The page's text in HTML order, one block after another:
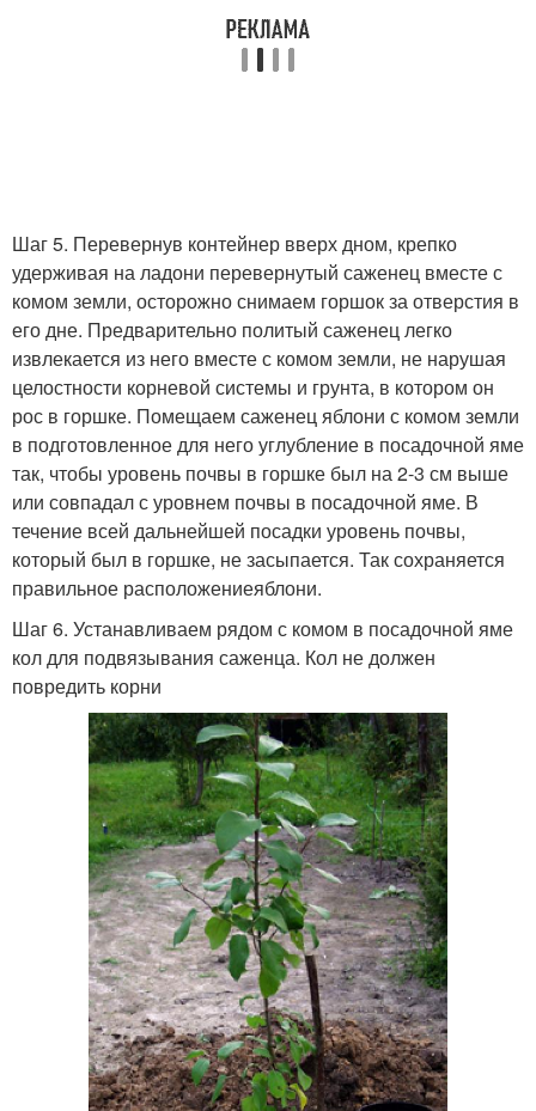
Шаг 5. Перевернув контейнер вверх дном, крепко
удерживая на ладони перевернутый саженец вместе с
комом земли, осторожно снимаем горшок за отверстия в
его дне. Предварительно политый саженец легко
извлекается из него вместе с комом земли, не нарушая
целостности корневой системы и грунта, в котором он
рос в горшке. Помещаем саженец яблони с комом земли
в подготовленное для него углубление в посадочной яме
так, чтобы уровень почвы в горшке был на 2-3 см выше
или совпадал с уровнем почвы в посадочной яме. В
течение всей дальнейшей посадки уровень почвы,
который был в горшке, не засыпается. Так сохраняется
правильное расположениеяблони.
Шаг 6. Устанавливаем рядом с комом в посадочной яме
кол для подвязывания саженца. Кол не должен
повредить корни